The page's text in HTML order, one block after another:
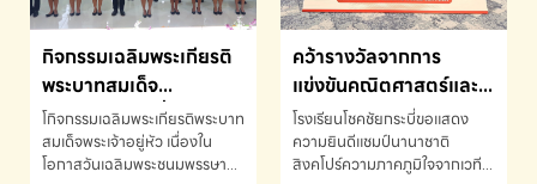
กิจกรรมเฉลิมพระเกียรติ
พระบาทสมเด็จ
พระเจ้าอยู่หัว เนื่องใน
โอกาสวันเฉลิม
พระชนมพรรษา
โกิจกรรมเฉลิมพระเกียรติพระบาท
สมเด็จพระเจ้าอยู่หัว เนื่องใน
โอกาสวันเฉลิมพระชนมพรรษา
คว้ารางวัลจากการ
แข่งขันคณิตศาสตร์และ
คณิตคิดเร็วนานาชาติ
ครั้งที่ 46 ประจำปี 2569
ณ ประเทศสิงคโปร์
โรงเรียนโชคชัยกระบี่ขอแสดง
ความยินดีแชมป์นานาชาติ
สิงคโปร์ความภาคภูมิใจจากเวที